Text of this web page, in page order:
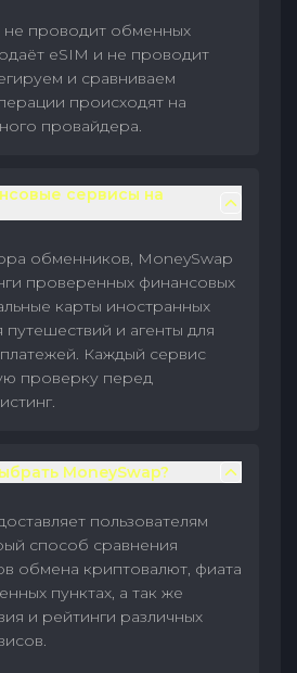
не проводит обменных
eSIM и не проводит
и сравниваем
происходят на
провайдера.
сервисы на
обменников, MoneySwap
проверенных финансовых
карты иностранных
путешествий и агенты для
Каждый сервис
проверку перед
MoneySwap?
пользователям
способ сравнения
обмена криптовалют, фиата
пунктах, а так же
и рейтинги различных